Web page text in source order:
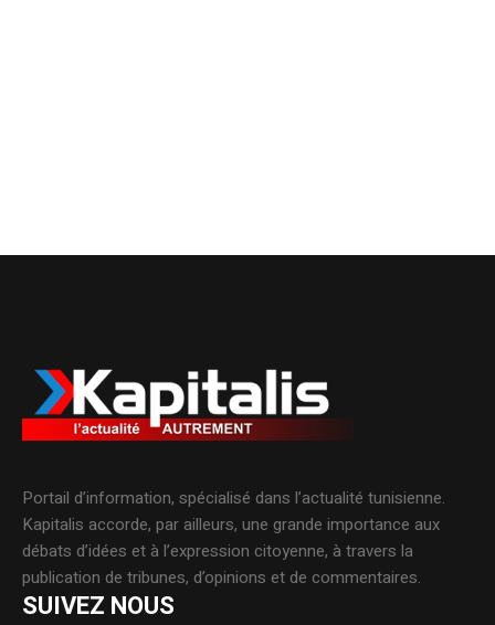
Portail d’information, spécialisé dans l’actualité tunisienne.
Kapitalis accorde, par ailleurs, une grande importance aux
débats d’idées et à l’expression citoyenne, à travers la
publication de tribunes, d’opinions et de commentaires.
SUIVEZ NOUS